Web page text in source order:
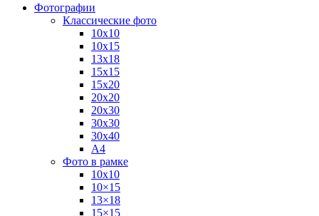
Фотографии
Классические фото
10х10
10х15
13х18
15х15
15х20
20х20
20х30
30х30
30х40
А4
Фото в рамке
10х10
10×15
13×18
15×15